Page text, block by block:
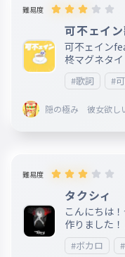
難易度
可不ェイ
可不ェイン
柊マグネタイト
イン欲しい
#歌詞 #
隠の極み 彼女欲し
難易度
タクシィ
こんにちは
作りました
#ボカロ